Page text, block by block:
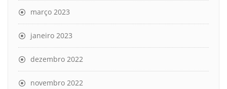
março 2023
janeiro 2023
dezembro 2022
novembro 2022